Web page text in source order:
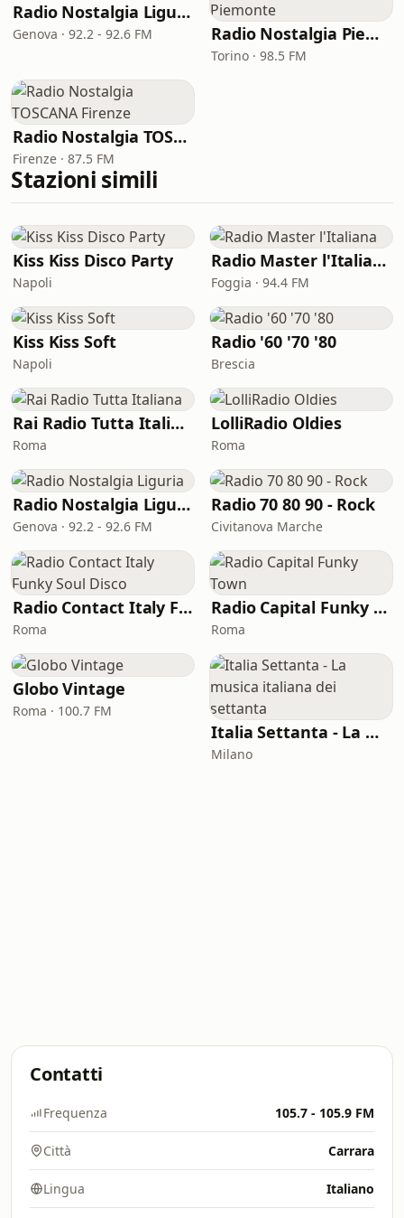
Radio Nostalgia Liguria
Genova · 92.2 - 92.6 FM Radio Nostalgia Piemonte
Torino · 98.5 FM
Radio Nostalgia TOSCANA Firenze
Firenze · 87.5 FM
Stazioni simili
Kiss Kiss Disco Party
Napoli
Radio Master l'Italiana
Foggia · 94.4 FM
Kiss Kiss Soft
Napoli
Radio '60 '70 '80
Brescia
Rai Radio Tutta Italiana
Roma
LolliRadio Oldies
Roma
Radio Nostalgia Liguria
Genova · 92.2 - 92.6 FM
Radio 70 80 90 - Rock
Civitanova Marche
Radio Contact Italy Funky Soul Disco
Roma
Radio Capital Funky Town
Roma
Globo Vintage
Roma · 100.7 FM
Italia Settanta - La musica italiana dei settanta
Milano
Contatti
Frequenza 105.7 - 105.9 FM
Città Carrara
Lingua Italiano